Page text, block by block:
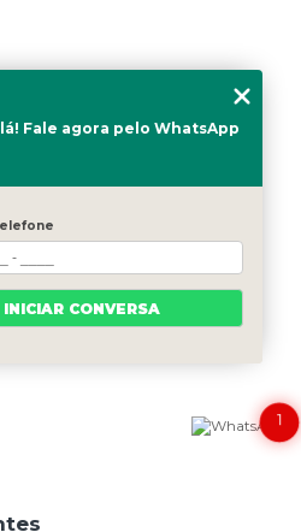
1
Fale agora pelo WhatsApp
INICIAR CONVERSA